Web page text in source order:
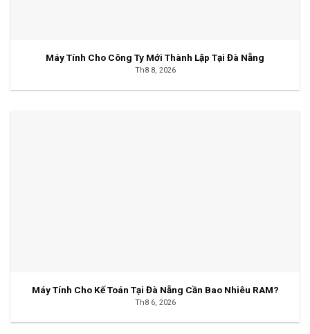
Máy Tính Cho Công Ty Mới Thành Lập Tại Đà Nẵng
Th8 8, 2026
Máy Tính Cho Kế Toán Tại Đà Nẵng Cần Bao Nhiêu RAM?
Th8 6, 2026